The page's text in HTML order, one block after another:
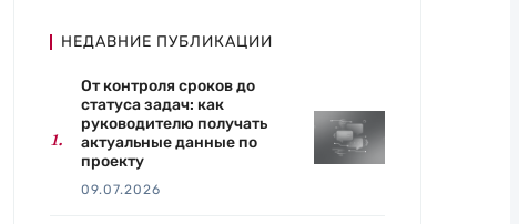
НЕДАВНИЕ ПУБЛИКАЦИИ
От контроля сроков до
статуса задач: как
руководителю получать
актуальные данные по
проекту
09.07.2026